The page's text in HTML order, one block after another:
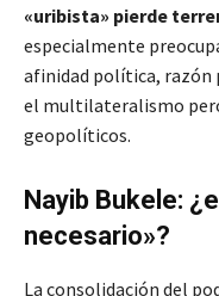
«uribista» pierde
especialmente
afinidad política, razón
el multilateralismo
geopolíticos.
Nayib Bukele:
necesario»?
La consolidación del